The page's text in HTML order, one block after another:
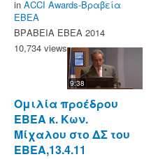
in ACCI Awards-Βραβεία
ΕΒΕΑ
ΒΡΑΒΕΙΑ ΕΒΕΑ 2014
10,734 views
9:38
Ομιλία προέδρου
ΕΒΕΑ κ. Κων.
Μίχαλου στο ΔΣ του
ΕΒΕΑ,13.4.11